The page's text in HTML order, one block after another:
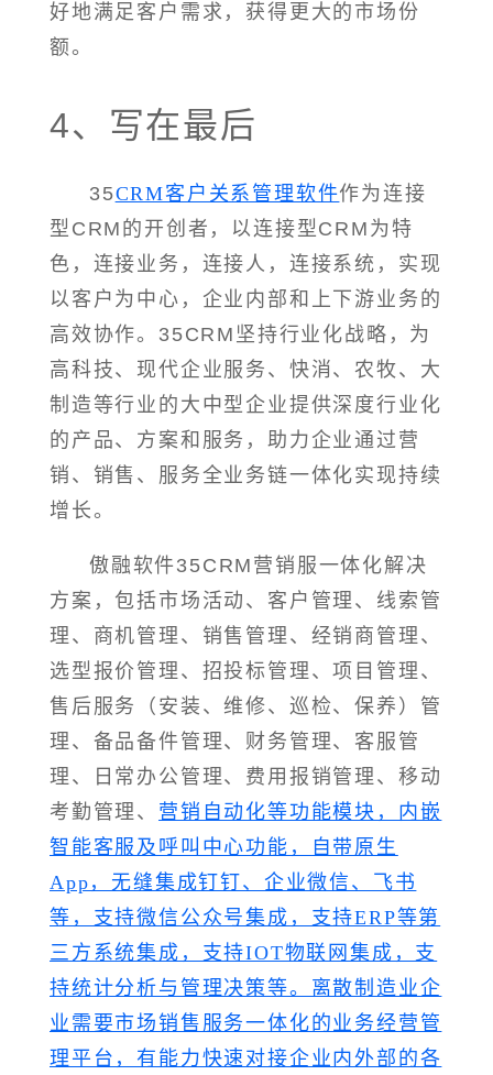
好地满足客户需求，获得更大的市场份
额。
4、写在最后
35CRM客户关系管理软件作为连接
型CRM的开创者，以连接型CRM为特
色，连接业务，连接人，连接系统，实现
以客户为中心，企业内部和上下游业务的
高效协作。35CRM坚持行业化战略，为
高科技、现代企业服务、快消、农牧、大
制造等行业的大中型企业提供深度行业化
的产品、方案和服务，助力企业通过营
销、销售、服务全业务链一体化实现持续
增长。
傲融软件35CRM营销服一体化解决
方案，包括市场活动、客户管理、线索管
理、商机管理、销售管理、经销商管理、
选型报价管理、招投标管理、项目管理、
售后服务（安装、维修、巡检、保养）管
理、备品备件管理、财务管理、客服管
理、日常办公管理、费用报销管理、移动
考勤管理、 营销自动化等功能模块，内嵌
智能客服及呼叫中心功能，自带原生
App，无缝集成钉钉、企业微信、飞书
等，支持微信公众号集成，支持ERP等第
三方系统集成，支持IOT物联网集成，支
持统计分析与管理决策等。离散制造业企
业需要市场销售服务一体化的业务经营管
理平台，有能力快速对接企业内外部的各